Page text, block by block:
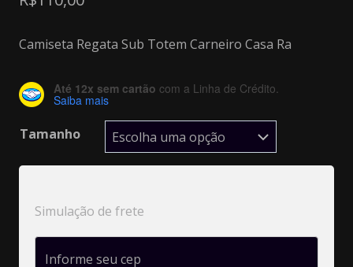
Camiseta Regata Sub Totem Carneiro Casa Ra
Até 12x sem cartão com a Linha de Crédito.
Saiba mais
Tamanho
Simulação de frete